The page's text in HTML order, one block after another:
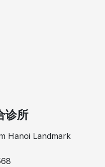
诊所
Hanoi Landmark